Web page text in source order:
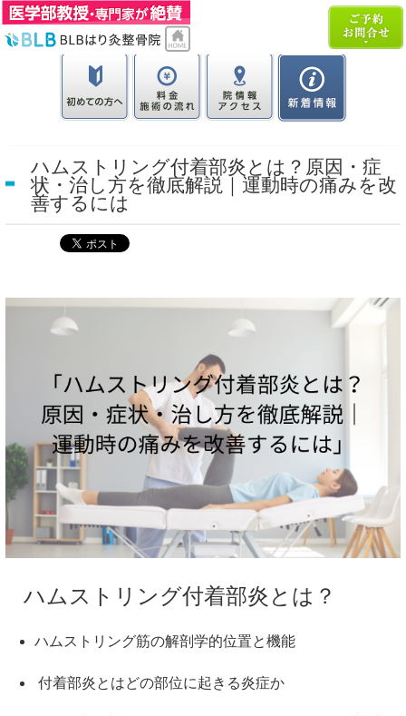
ハムストリング付着部炎とは？原因・症
状・治し方を徹底解説｜運動時の痛みを改
善するには
ハムストリング付着部炎とは？
ハムストリング筋の解剖学的位置と機能
付着部炎とはどの部位に起きる炎症か